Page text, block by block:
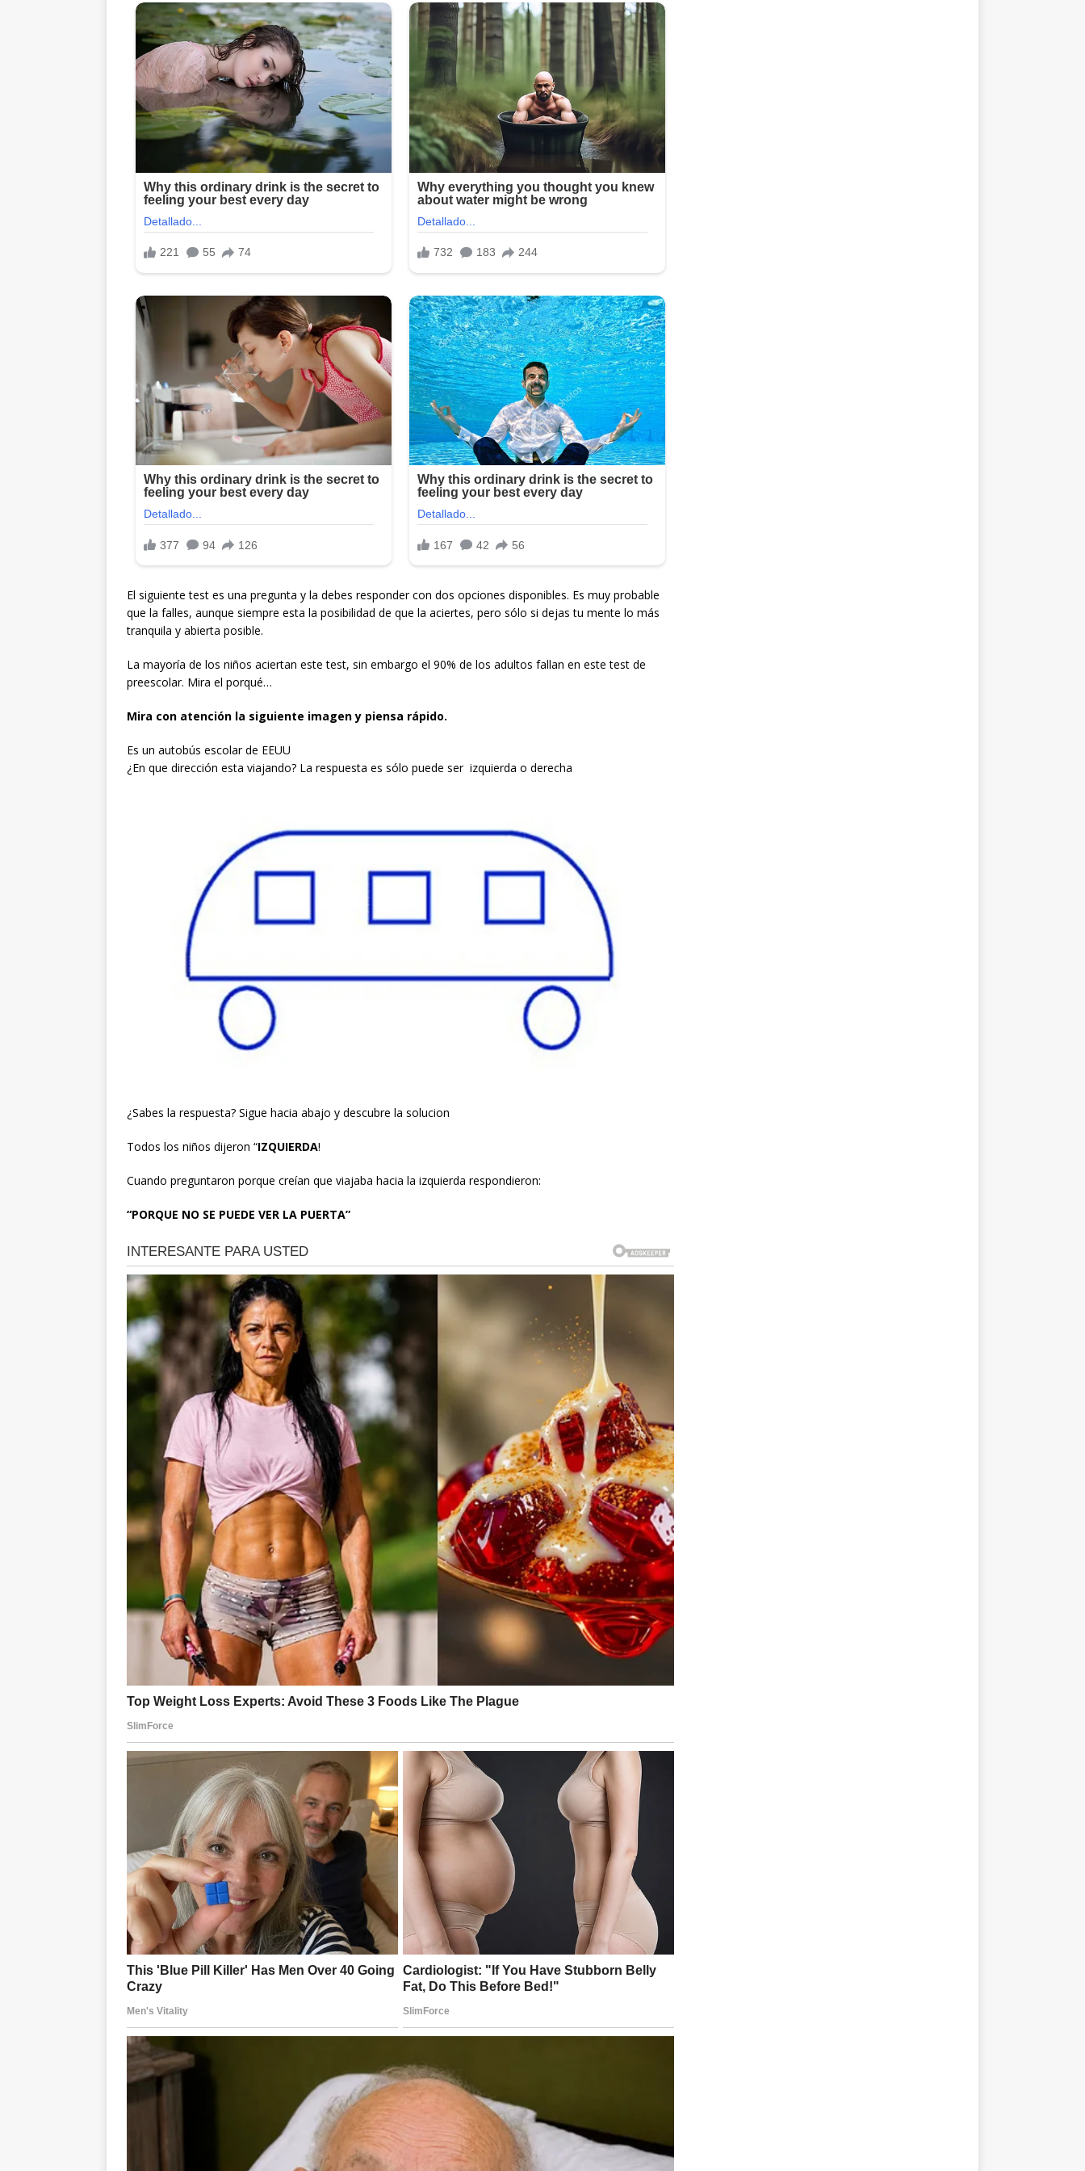
El siguiente test es una pregunta y la debes responder con dos opciones disponibles. Es muy probable
que la falles, aunque siempre esta la posibilidad de que la aciertes, pero sólo si dejas tu mente lo más
tranquila y abierta posible.
La mayoría de los niños aciertan este test, sin embargo el 90% de los adultos fallan en este test de
preescolar. Mira el porqué…
Mira con atención la siguiente imagen y piensa rápido.
Es un autobús escolar de EEUU
¿En que dirección esta viajando? La respuesta es sólo puede ser izquierda o derecha
¿Sabes la respuesta? Sigue hacia abajo y descubre la solucion
Todos los niños dijeron “IZQUIERDA!
Cuando preguntaron porque creían que viajaba hacia la izquierda respondieron:
“PORQUE NO SE PUEDE VER LA PUERTA”